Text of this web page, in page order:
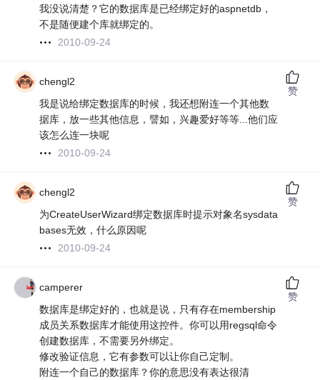
我没说清楚？它的数据库是已经绑定好的aspnetdb，
不是随便建个库就绑定的。
2010-09-24
chengl2
我是说给绑定数据库的时候，我还想附连一个其他数
据库，放一些其他信息，譬如，兴趣爱好等等...他们应
该怎么连一块呢
2010-09-24
赞
chengl2
为CreateUserWizard绑定数据库时提示对象名sysdata
bases无效，什么原因呢
2010-09-24
赞
camperer
数据库是绑定好的，也就是说，只有存在membership
成员关系数据库才能使用这控件。你可以用regsql命令
创建数据库，不需要另外绑定。
修改验证信息，它有参数可以让你自己定制。
附连一个自己的数据库？你的意思没有表达很清
赞